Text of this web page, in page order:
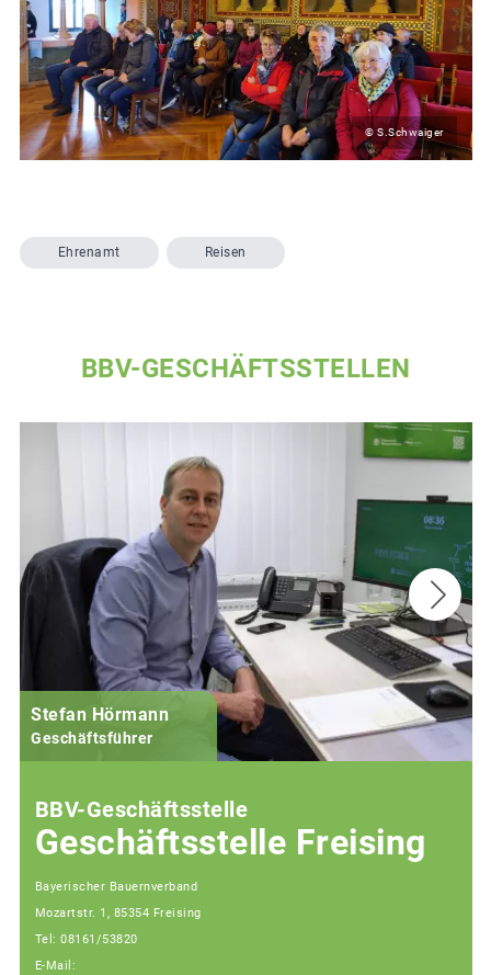
© S.Schwaiger
Ehrenamt Reisen
BBV-GESCHÄFTSSTELLEN
Stefan Hörmann
Geschäftsführer
BBV-Geschäftsstelle
Geschäftsstelle Freising
Bayerischer Bauernverband
Mozartstr. 1, 85354 Freising
Tel: 08161/53820
E-Mail: